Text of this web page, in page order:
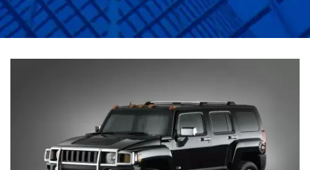
РЕШЕНИЕ ДЛЯ
КОНТРОЛЯ
СОЛНЕЧНОГО СВЕТА